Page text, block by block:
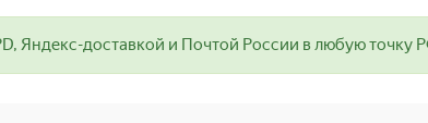
Яндекс-доставкой и Почтой России в любую точку